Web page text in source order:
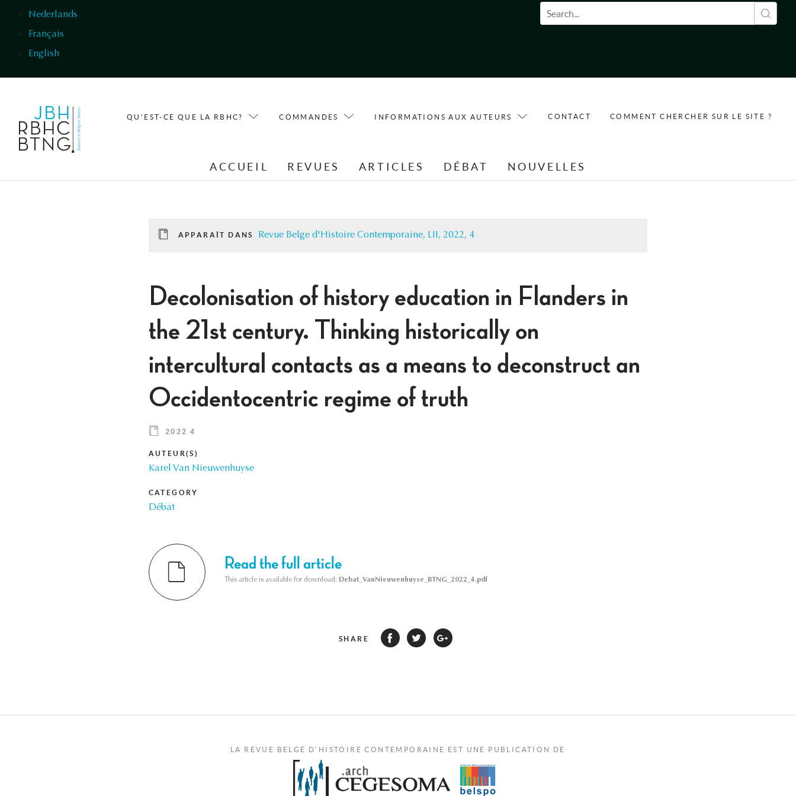
Nederlands
Français
English
Formulaire de recherche
QU'EST-CE QUE LA RBHC? COMMANDES INFORMATIONS AUX AUTEURS CONTACT COMMENT CHERCHER SUR LE SITE ?
ACCUEIL REVUES ARTICLES DÉBAT NOUVELLES
APPARAÎT DANS Revue Belge d'Histoire Contemporaine, LII, 2022, 4
Decolonisation of history education in Flanders in
the 21st century. Thinking historically on
intercultural contacts as a means to deconstruct an
Occidentocentric regime of truth
2022 4
AUTEUR(S)
Karel Van Nieuwenhuyse
CATEGORY
Débat
Read the full article
This article is available for download: Debat_VanNieuwenhuyse_BTNG_2022_4.pdf
SHARE
LA REVUE BELGE D'HISTOIRE CONTEMPORAINE EST UNE PUBLICATION DE